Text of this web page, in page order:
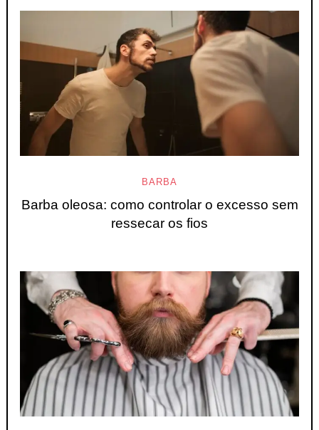
BARBA
Barba oleosa: como controlar o excesso sem
ressecar os fios